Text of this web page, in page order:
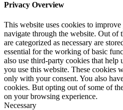
Privacy Overview
This website uses cookies to
navigate through the website. Out of
are categorized as necessary are
essential for the working of basic
also use third-party cookies that help
you use this website. These cookies
only with your consent. You also
cookies. But opting out of some of
on your browsing experience.
Necessary